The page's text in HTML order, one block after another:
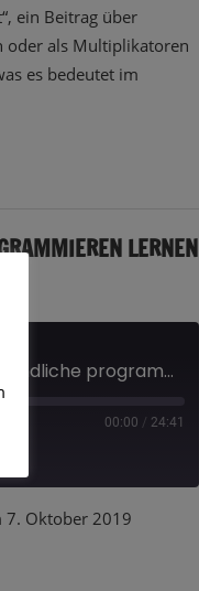
ein Beitrag über
oder als Multiplikatoren
es bedeutet im
LERNEN
Sollten Kinder und Jugendliche programmieren lernen ?
00:00 / 24:41
7. Oktober 2019